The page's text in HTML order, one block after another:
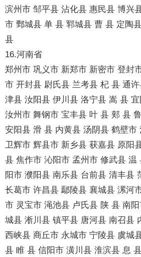
滨州市 邹平县 沾化县 惠民县 博兴
市 鄄城县 单 县 郓城县 曹 县 定陶
县
16.河南省
郑州市 巩义市 新郑市 新密市 登封
市 开封县 尉氏县 兰考县 杞 县 通
津县 汝阳县 伊川县 洛宁县 嵩 县
汝州市 舞钢市 宝丰县 叶 县 郏 县
安阳县 滑 县 内黄县 汤阴县 鹤壁市
卫辉市 辉县市 新乡县 获嘉县 原阳
县 焦作市 沁阳市 孟州市 修武县 温
阳市 濮阳县 南乐县 台前县 清丰县
长葛市 许昌县 鄢陵县 襄城县 漯河
市 灵宝市 渑池县 卢氏县 陕 县 南
城县 淅川县 镇平县 唐河县 南召县
西峡县 商丘市 永城市 宁陵县 虞城
县 睢 县 信阳市 潢川县 淮滨县 息